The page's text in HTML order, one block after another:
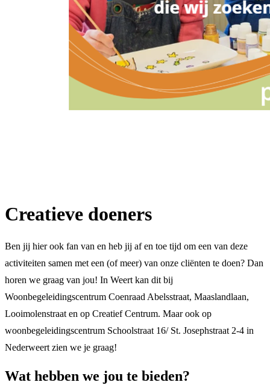
Creatieve doeners
Ben jij hier ook fan van en heb jij af en toe tijd om een van deze
activiteiten samen met een (of meer) van onze cliënten te doen? Dan
horen we graag van jou! In Weert kan dit bij
Woonbegeleidingscentrum Coenraad Abelsstraat, Maaslandlaan,
Looimolenstraat en op Creatief Centrum. Maar ook op
woonbegeleidingscentrum Schoolstraat 16/ St. Josephstraat 2-4 in
Nederweert zien we je graag!
Wat hebben we jou te bieden?